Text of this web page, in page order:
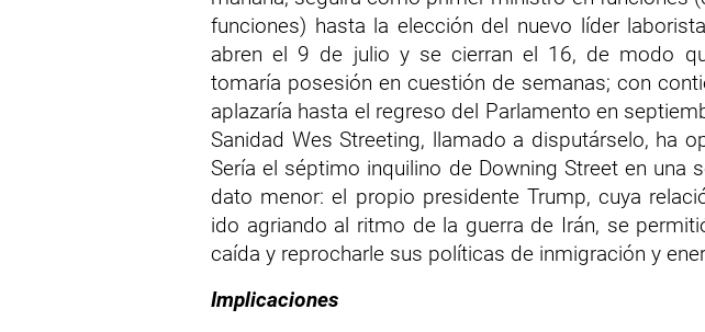
funciones) hasta la elección del nuevo líder
abren el 9 de julio y se cierran el 16, de modo
tomaría posesión en cuestión de semanas; con
aplazaría hasta el regreso del Parlamento en
Sanidad Wes Streeting, llamado a disputárselo, ha
Sería el séptimo inquilino de Downing Street en una
dato menor: el propio presidente Trump, cuya
ido agriando al ritmo de la guerra de Irán, se
caída y reprocharle sus políticas de inmigración y
Implicaciones